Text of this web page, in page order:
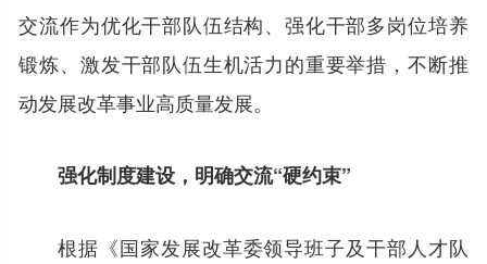
交流作为优化干部队伍结构、强化干部多岗位培养
锻炼、激发干部队伍生机活力的重要举措，不断推
动发展改革事业高质量发展。
强化制度建设，明确交流“硬约束”
根据《国家发展改革委领导班子及干部人才队